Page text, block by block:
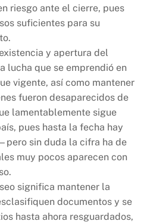
riesgo ante el cierre, pues
suficientes para su
y apertura del
lucha que se emprendió en
vigente, así como mantener
fueron desaparecidos de
lamentablemente sigue
pues hasta la fecha hay
sin duda la cifra ha de
muy pocos aparecen con
significa mantener la
documentos y se
hasta ahora resguardados,